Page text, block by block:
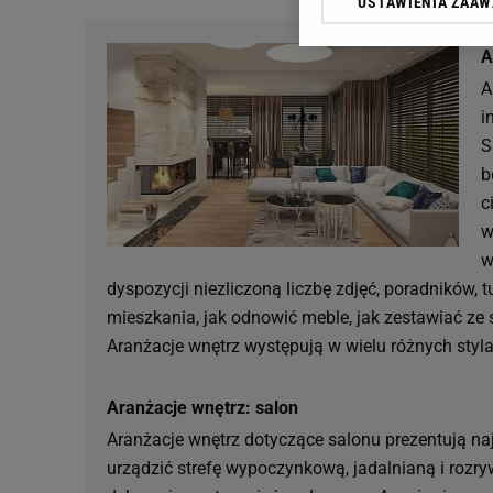
dyspozycji niezliczoną liczbę zdjęć, poradników,
mieszkania, jak odnowić meble, jak zestawiać
Aranżacje wnętrz występują w wielu różnych
Aranżacje wnętrz: salon
Aranżacje wnętrz dotyczące salonu prezentują
urządzić strefę wypoczynkową, jadalnianą i
Klikając „Akceptuję”
dotyczące plików
odnośnik „Ustawienia
plików cookie możliwa
My, nasi Zaufani
Użycie dokładnych
Przechowywanie
badnie odbiorców i